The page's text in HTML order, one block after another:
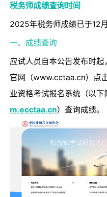
税务师成绩查询时间
2025年税务师成绩已于12
一、成绩查询
应试人员自本公告发布时
官网（www.cctaa.cn）点
业资格考试报名系统（以下
m.ecctaa.cn）查询成绩。